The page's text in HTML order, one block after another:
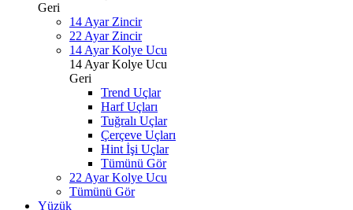
Geri
14 Ayar Zincir
22 Ayar Zincir
14 Ayar Kolye Ucu
14 Ayar Kolye Ucu
Geri
Trend Uçlar
Harf Uçları
Tuğralı Uçlar
Çerçeve Uçları
Hint İşi Uçlar
Tümünü Gör
22 Ayar Kolye Ucu
Tümünü Gör
Yüzük